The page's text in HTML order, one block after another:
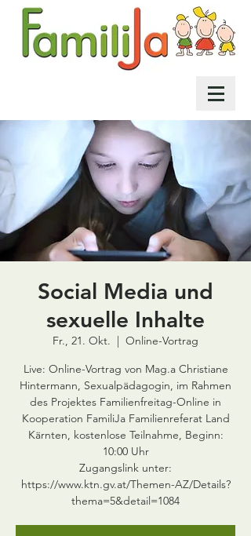
Social Media und
sexuelle Inhalte
Fr., 21. Okt.
  |
Online-Vortrag
Live: Online-Vortrag von Mag.a Christiane
Hintermann, Sexualpädagogin, im Rahmen
des Projektes Familienfreitag-Online in
Kooperation FamiliJa Familienreferat Land
Kärnten, kostenlose Teilnahme, Beginn:
10:00 Uhr
Zugangslink unter:
https://www.ktn.gv.at/Themen-AZ/Details?
thema=5&detail=1084